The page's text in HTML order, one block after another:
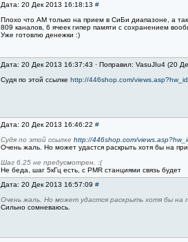
Дата: 20 Дек 2013 16:18:13 #
Плохо что AM только на прием в СиБи диапазоне, а
809 каналов, 6 ячеек гипер памяти с сохранением
Уже готовлю денежки :)
Дата: 20 Дек 2013 16:37:43 · Поправил: VasuJIu4 (20
Судя по этой ссылке http://446shop.com/
Дата: 20 Дек 2013 16:46:22 #
Судя по этой ссылке http://446shop.com/
Очень жаль. Но может удастся раскрыть хотя бы на
Шаг 6.25 не предусмотрен. :(
Не беда, шаг 5кГц есть, с PMR станциями связь будет
Дата: 20 Дек 2013 16:57:09 #
Очень жаль. Но может удастся раскрыть хотя бы на
Сильно сомневаюсь.